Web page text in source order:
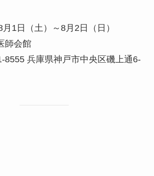
1日（土）～8月2日（日）
師会館
8555 兵庫県神戸市中央区磯上通6-